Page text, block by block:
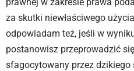
za skutki niewłaściwego
odpowiadam też, jeśli w
postanowisz przeprowadzić
sfagocytowany przez dzikiego